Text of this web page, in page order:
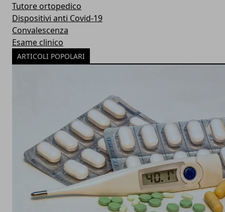
Tutore ortopedico
Dispositivi anti Covid-19
Convalescenza
Esame clinico
ARTICOLI POPOLARI